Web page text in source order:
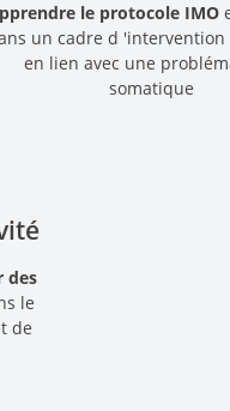
le protocole IMO
un cadre d 'intervention
en lien avec une
somatique
des
le
de